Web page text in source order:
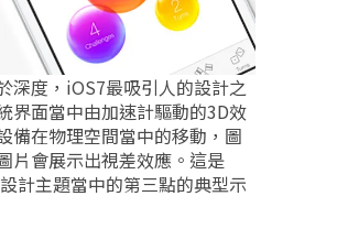
深度，iOS7最吸引人的設計之
界面當中由加速計驅動的3D效
備在物理空間當中的移動，圖
片會展示出視差效應。這是
計主題當中的第三點的典型示